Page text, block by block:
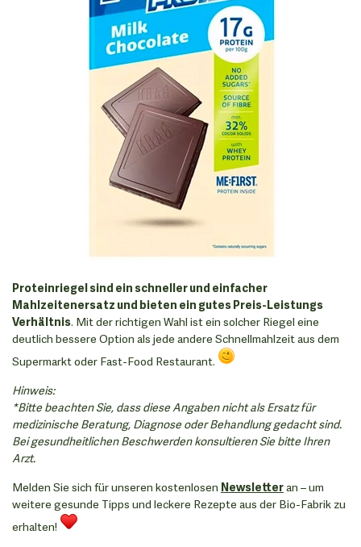
Proteinriegel sind ein schneller und einfacher
Mahlzeitenersatz und bieten ein gutes Preis-Leistungs
Verhältnis. Mit der richtigen Wahl ist ein solcher Riegel eine
deutlich bessere Option als jede andere Schnellmahlzeit aus dem
Supermarkt oder Fast-Food Restaurant.
Hinweis:
*Bitte beachten Sie, dass diese Angaben nicht als Ersatz für
medizinische Beratung, Diagnose oder Behandlung gedacht sind.
Bei gesundheitlichen Beschwerden konsultieren Sie bitte Ihren
Arzt.
Melden Sie sich für unseren kostenlosen Newsletteran – um
weitere gesunde Tipps und leckere Rezepte aus der Bio-Fabrik zu
erhalten!